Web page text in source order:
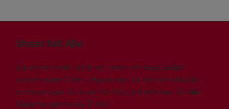
Unser Job Abo
Sie wollen direkt erfahren, wenn wir neue Stellen
ausschreiben? Dann registrieren Sie sich schnell und
unkompliziert für unser Job Abo und erhalten Sie alle
Stellenangebote via E-Mail.